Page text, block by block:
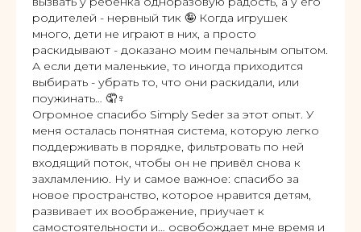
родителей - нервный тик 🤪 Когда игрушек
много, дети не играют в них, а просто
раскидывают - доказано моим печальным опытом.
А если дети маленькие, то иногда приходится
выбирать - убрать то, что они раскидали, или
поужинать… 🤦♀️
Огромное спасибо Simply Seder за этот опыт. У
меня осталась понятная система, которую легко
поддерживать в порядке, фильтровать по ней
входящий поток, чтобы он не привёл снова к
захламлению. Ну и самое важное: спасибо за
новое пространство, которое нравится детям,
развивает их воображение, приучает к
самостоятельности и… освобождает мне время и